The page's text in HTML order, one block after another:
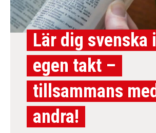
Lär dig svenska
egen takt –
tillsammans med
andra!